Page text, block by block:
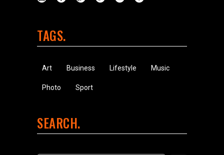
TAGS
Art Business Lifestyle Music
Photo Sport
SEARCH